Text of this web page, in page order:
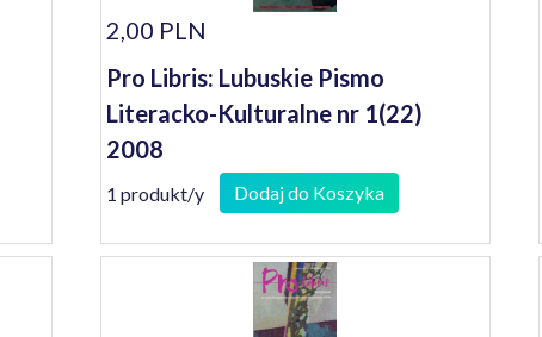
2,00 PLN
Pro Libris: Lubuskie Pismo
Literacko-Kulturalne nr 1(22)
2008
1 produkt/y Dodaj do Koszyka